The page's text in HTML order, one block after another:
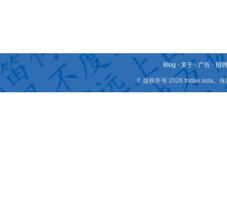
Blog - 关于 - 广告 -招
© 版权所有 2026 fridae.asia。